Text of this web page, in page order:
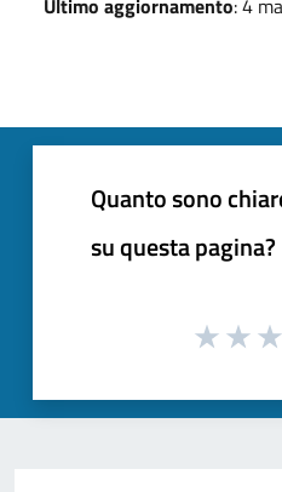
Quanto sono
su questa pagina?